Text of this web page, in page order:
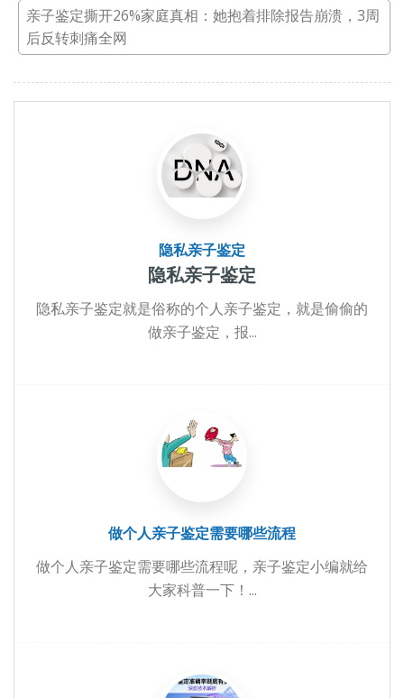
亲子鉴定撕开26%家庭真相：她抱着排除报告崩溃，3周
后反转刺痛全网
隐私亲子鉴定
隐私亲子鉴定
隐私亲子鉴定就是俗称的个人亲子鉴定，就是偷偷的
做亲子鉴定，报...
做个人亲子鉴定需要哪些流程
做个人亲子鉴定需要哪些流程呢，亲子鉴定小编就给
大家科普一下！...